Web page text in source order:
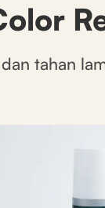
tahan